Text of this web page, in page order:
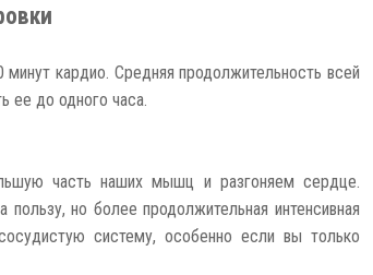
кардио. Средняя продолжительность всей
ее до одного часа.
часть наших мышц и разгоняем сердце.
но более продолжительная интенсивная
систему, особенно если вы только